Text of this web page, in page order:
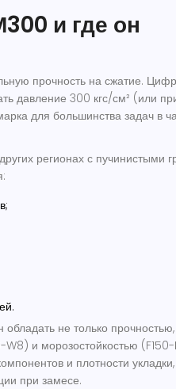
и где он
прочность на сжатие.
давление 300 кгс/см² (или
для большинства задач в
регионах с пучинистыми
не только
и морозостойкостью
и плотности укладки,
при замесе.